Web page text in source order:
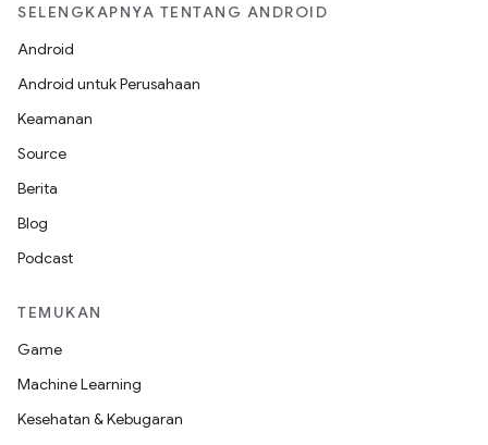
SELENGKAPNYA TENTANG ANDROID
Android
Android untuk Perusahaan
Keamanan
Source
Berita
Blog
Podcast
TEMUKAN
Game
Machine Learning
Kesehatan & Kebugaran